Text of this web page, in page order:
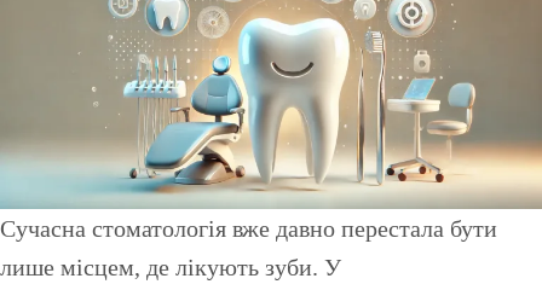
Сучасна стоматологія вже давно перестала бути
лише місцем, де лікують зуби. У